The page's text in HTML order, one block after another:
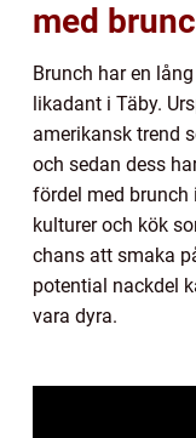
med
Brunch har en
likadant i Täby.
amerikansk trend
och sedan dess
fördel med brunch
kulturer och kök
chans att smaka
potential nackdel
vara dyra.